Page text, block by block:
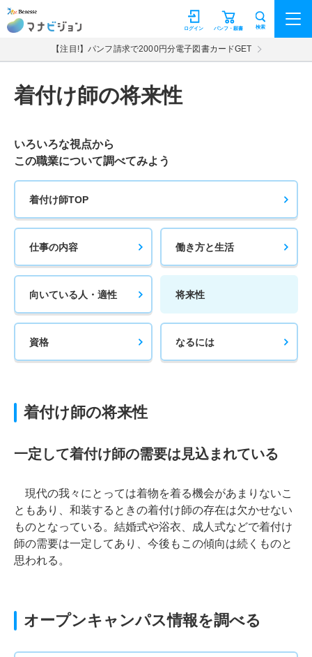
マナビジョン パンフ・願書
ログイン 検索
【注目!】パンフ請求で2000円分電子図書カードGET
着付け師の将来性
いろいろな視点から
この職業について調べてみよう
着付け師TOP
仕事の内容 働き方と生活
向いている人・適性 将来性
資格 なるには
着付け師の将来性
一定して着付け師の需要は見込まれている
現代の我々にとっては着物を着る機会があまりないこ
ともあり、和装するときの着付け師の存在は欠かせない
ものとなっている。結婚式や浴衣、成人式などで着付け
師の需要は一定してあり、今後もこの傾向は続くものと
思われる。
オープンキャンパス情報を調べる